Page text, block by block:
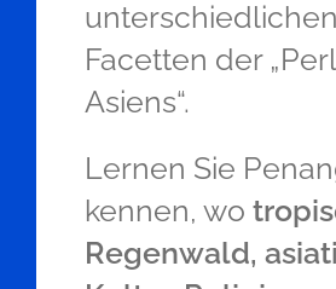
unterschiedlichen
Facetten der
Asiens“.
Lernen Sie
kennen, wo
Regenwald,